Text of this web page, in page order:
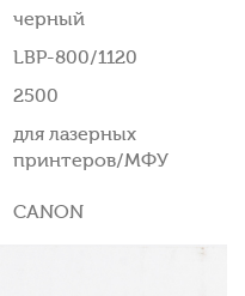
черный
LBP-800/1120
2500
для лазерных
принтеров/МФУ
CANON